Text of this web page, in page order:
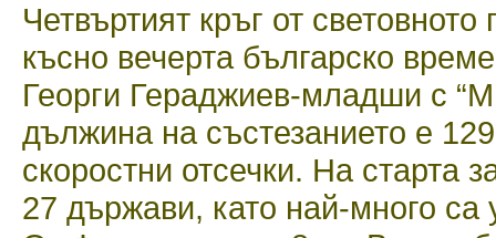
Четвъртият кръг от
късно вечерта българско
Георги Гераджиев-младши с
дължина на състезанието е
скоростни отсечки. На старта
27 държави, като най-много